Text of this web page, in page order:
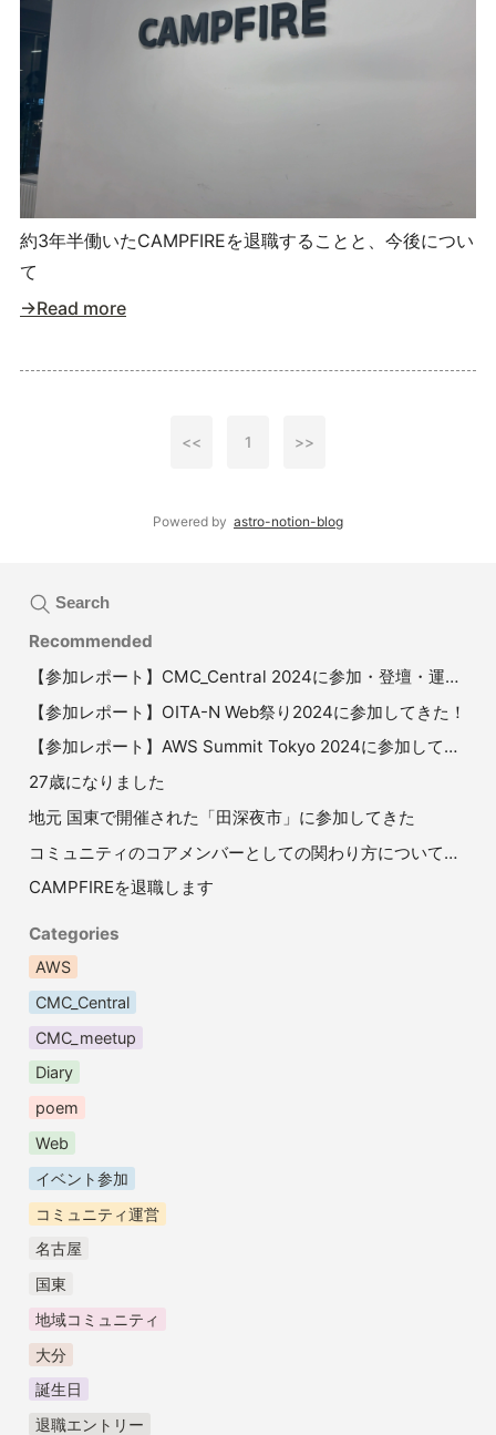
約3年半働いたCAMPFIREを退職することと、今後につい
て
→Read more
<< 1 >>
Powered by astro-notion-blog
Search
Recommended
【参加レポート】CMC_Central 2024に参加・登壇・運営して、コミュニティマーケティングについて学ぶ1日
【参加レポート】OITA-N Web祭り2024に参加してきた！
【参加レポート】AWS Summit Tokyo 2024に参加してきた！
27歳になりました
地元 国東で開催された「田深夜市」に参加してきた
コミュニティのコアメンバーとしての関わり方について再考してる ver. 240721
CAMPFIREを退職します
Categories
AWS
CMC_Central
CMC_meetup
Diary
poem
Web
イベント参加
コミュニティ運営
名古屋
国東
地域コミュニティ
大分
誕生日
退職エントリー